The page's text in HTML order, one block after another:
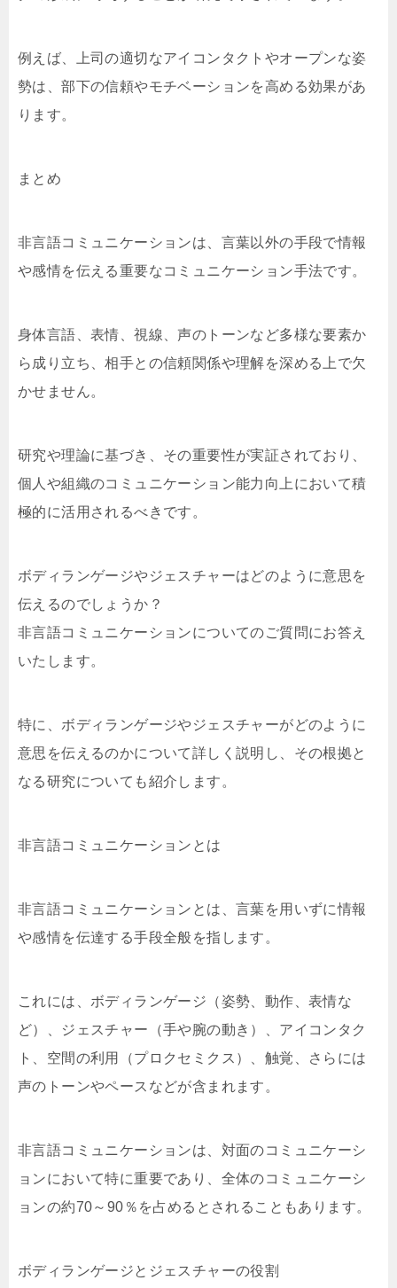
例えば、上司の適切なアイコンタクトやオープンな姿
勢は、部下の信頼やモチベーションを高める効果があ
ります。
まとめ
非言語コミュニケーションは、言葉以外の手段で情報
や感情を伝える重要なコミュニケーション手法です。
身体言語、表情、視線、声のトーンなど多様な要素か
ら成り立ち、相手との信頼関係や理解を深める上で欠
かせません。
研究や理論に基づき、その重要性が実証されており、
個人や組織のコミュニケーション能力向上において積
極的に活用されるべきです。
ボディランゲージやジェスチャーはどのように意思を
伝えるのでしょうか？
非言語コミュニケーションについてのご質問にお答え
いたします。
特に、ボディランゲージやジェスチャーがどのように
意思を伝えるのかについて詳しく説明し、その根拠と
なる研究についても紹介します。
非言語コミュニケーションとは
非言語コミュニケーションとは、言葉を用いずに情報
や感情を伝達する手段全般を指します。
これには、ボディランゲージ（姿勢、動作、表情な
ど）、ジェスチャー（手や腕の動き）、アイコンタク
ト、空間の利用（プロクセミクス）、触覚、さらには
声のトーンやペースなどが含まれます。
非言語コミュニケーションは、対面のコミュニケーシ
ョンにおいて特に重要であり、全体のコミュニケーシ
ョンの約70～90％を占めるとされることもあります。
ボディランゲージとジェスチャーの役割